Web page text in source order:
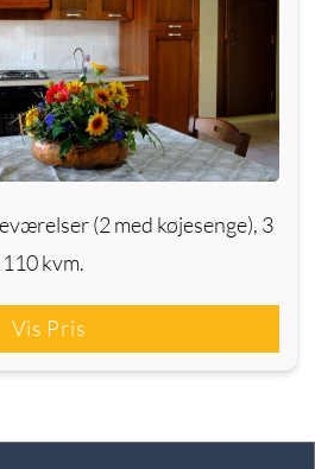
(2 med køjesenge), 3
kvm.
Vis Pris